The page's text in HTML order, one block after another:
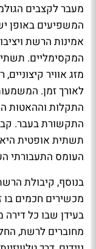
מעבר לקצבים
המשפיעים באופן
אמינות הרשת
המקסימליים.
מזג אוויר
לאורך זמן.
התקלות וההאטות
התקשורת בעבר.
תשתית אופטית
העומס התעבורתי
בנוסף, קיבולת
מכשירים חכמים בו
בעידן שבו כל
מחוברים לרשת,